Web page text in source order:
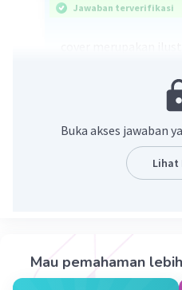
Jawaban terverifikasi
buku, komik, jurnal
Beri Rating
Gold
luar dari buku yang
pengarang, nama
Buka akses jawaban
Lihat
Mau pemahaman